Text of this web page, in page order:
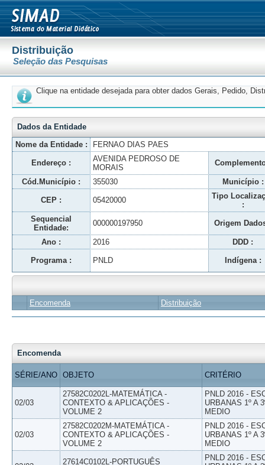
Distribuição
Seleção das Pesquisas
Clique na entidade desejada para obter dados Gerais, Pedido,
Dados da Entidade
Nome da Entidade :
FERNAO DIAS PAES
Endereço :
AVENIDA PEDROSO DE
MORAIS
Cód.Município : 355030 Município :
CEP : 05420000
Tipo
:
Sequencial
Entidade:
000000197950 Origem
Ano : 2016 DDD :
Programa : PNLD Indígena :
Encomenda Distribuição
Encomenda
SÉRIE/ANO OBJETO CRITÉRIO
02/03
27582C0202L-MATEMÁTICA -
CONTEXTO & APLICAÇÕES -
VOLUME 2
PNLD 2016 -
URBANAS 1º A
MEDIO
02/03
27582C0202M-MATEMÁTICA -
CONTEXTO & APLICAÇÕES -
VOLUME 2
PNLD 2016 -
URBANAS 1º A
MEDIO
27614C0102L-PORTUGUÊS
PNLD 2016 -